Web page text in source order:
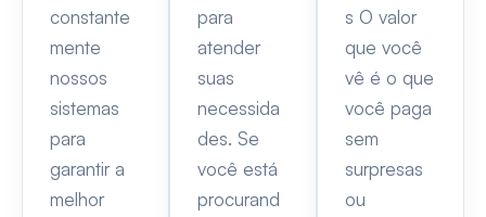
constante
mente
nossos
sistemas
para
garantir a
melhor
para
atender
suas
necessida
des. Se
você está
procurand
s O valor
que você
vê é o que
você paga
sem
surpresas
ou